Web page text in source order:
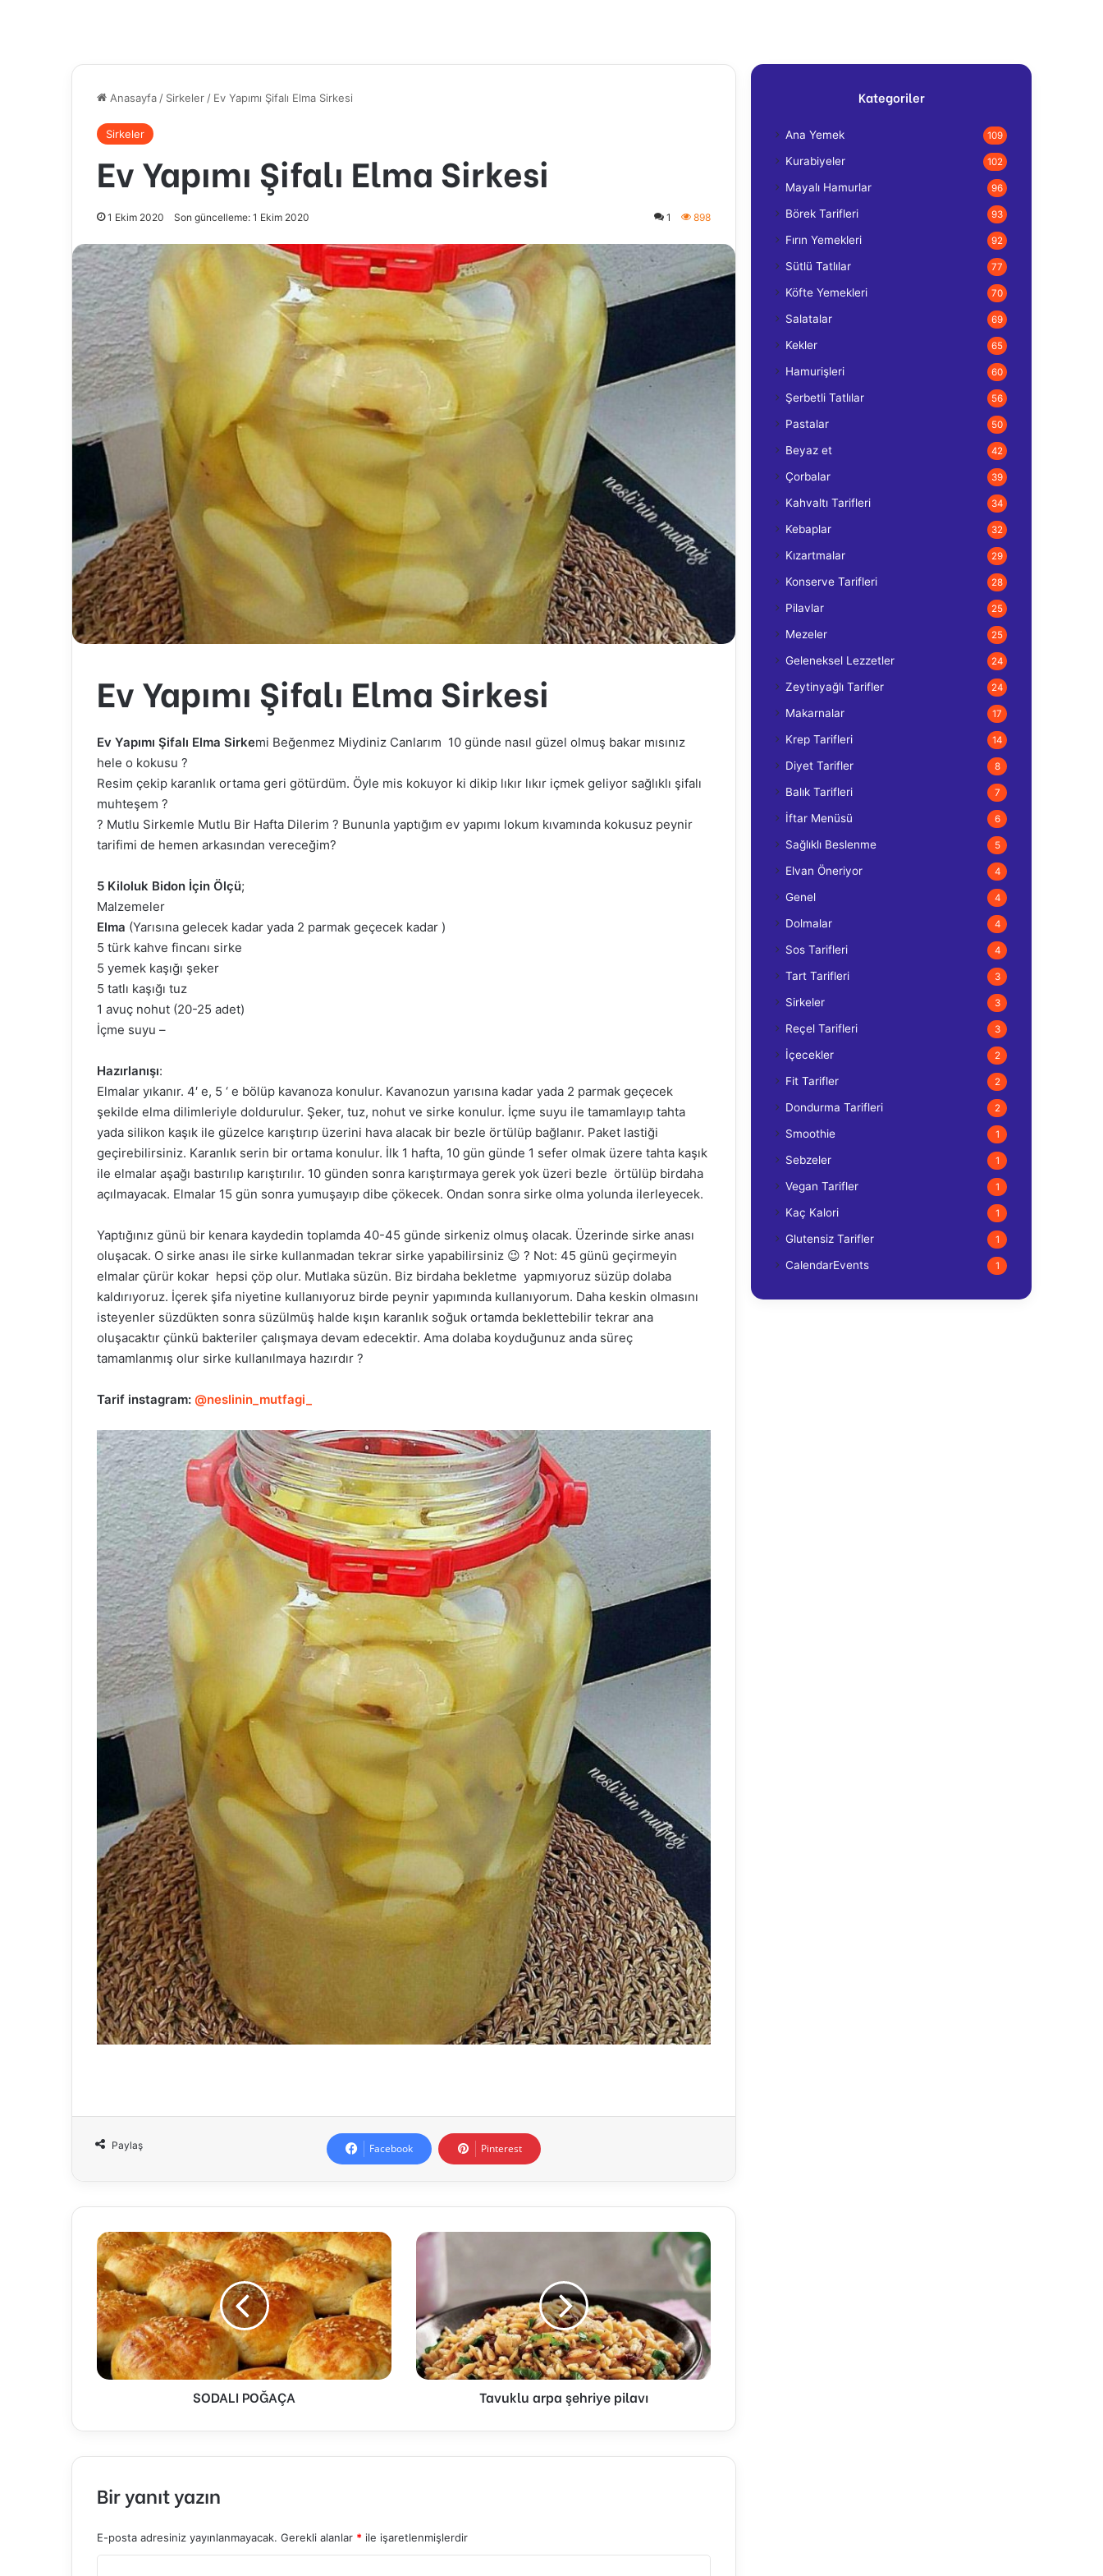
Anasayfa / Sirkeler / Ev Yapımı Şifalı Elma Sirkesi
Sirkeler
Ev Yapımı Şifalı Elma Sirkesi
1 Ekim 2020 Son güncelleme: 1 Ekim 2020 1 898
Ev Yapımı Şifalı Elma Sirkesi
Ev Yapımı Şifalı Elma Sirkemi Beğenmez Miydiniz Canlarım 10 günde nasıl güzel olmuş bakar mısınız
hele o kokusu ?
Resim çekip karanlık ortama geri götürdüm. Öyle mis kokuyor ki dikip lıkır lıkır içmek geliyor sağlıklı şifalı
muhteşem ?
? Mutlu Sirkemle Mutlu Bir Hafta Dilerim ? Bununla yaptığım ev yapımı lokum kıvamında kokusuz peynir
tarifimi de hemen arkasından vereceğim?
5 Kiloluk Bidon İçin Ölçü;
Malzemeler
Elma (Yarısına gelecek kadar yada 2 parmak geçecek kadar )
5 türk kahve fincanı sirke
5 yemek kaşığı şeker
5 tatlı kaşığı tuz
1 avuç nohut (20-25 adet)
İçme suyu –
Hazırlanışı:
Elmalar yıkanır. 4′ e, 5 ‘ e bölüp kavanoza konulur. Kavanozun yarısına kadar yada 2 parmak geçecek
şekilde elma dilimleriyle doldurulur. Şeker, tuz, nohut ve sirke konulur. İçme suyu ile tamamlayıp tahta
yada silikon kaşık ile güzelce karıştırıp üzerini hava alacak bir bezle örtülüp bağlanır. Paket lastiği
geçirebilirsiniz. Karanlık serin bir ortama konulur. İlk 1 hafta, 10 gün günde 1 sefer olmak üzere tahta kaşık
ile elmalar aşağı bastırılıp karıştırılır. 10 günden sonra karıştırmaya gerek yok üzeri bezle örtülüp birdaha
açılmayacak. Elmalar 15 gün sonra yumuşayıp dibe çökecek. Ondan sonra sirke olma yolunda ilerleyecek.
Yaptığınız günü bir kenara kaydedin toplamda 40-45 günde sirkeniz olmuş olacak. Üzerinde sirke anası
oluşacak. O sirke anası ile sirke kullanmadan tekrar sirke yapabilirsiniz 😉 ? Not: 45 günü geçirmeyin
elmalar çürür kokar hepsi çöp olur. Mutlaka süzün. Biz birdaha bekletme yapmıyoruz süzüp dolaba
kaldırıyoruz. İçerek şifa niyetine kullanıyoruz birde peynir yapımında kullanıyorum. Daha keskin olmasını
isteyenler süzdükten sonra süzülmüş halde kışın karanlık soğuk ortamda beklettebilir tekrar ana
oluşacaktır çünkü bakteriler çalışmaya devam edecektir. Ama dolaba koyduğunuz anda süreç
tamamlanmış olur sirke kullanılmaya hazırdır ?
Tarif instagram: @neslinin_mutfagi_
Paylaş Facebook Pinterest
SODALI
POĞAÇA
SODALI POĞAÇA
Tavuklu
Tavuklu arpa şehriye pilavı
Bir yanıt yazın
E-posta adresiniz yayınlanmayacak. Gerekli alanlar * ile işaretlenmişlerdir
Kategoriler
Ana Yemek 109
Kurabiyeler 102
Mayalı Hamurlar 96
Börek Tarifleri 93
Fırın Yemekleri 92
Sütlü Tatlılar 77
Köfte Yemekleri 70
Salatalar 69
Kekler 65
Hamurişleri 60
Şerbetli Tatlılar 56
Pastalar 50
Beyaz et 42
Çorbalar 39
Kahvaltı Tarifleri 34
Kebaplar 32
Kızartmalar 29
Konserve Tarifleri 28
Pilavlar 25
Mezeler 25
Geleneksel Lezzetler 24
Zeytinyağlı Tarifler 24
Makarnalar 17
Krep Tarifleri 14
Diyet Tarifler 8
Balık Tarifleri 7
İftar Menüsü 6
Sağlıklı Beslenme 5
Elvan Öneriyor 4
Genel 4
Dolmalar 4
Sos Tarifleri 4
Tart Tarifleri 3
Sirkeler 3
Reçel Tarifleri 3
İçecekler 2
Fit Tarifler 2
Dondurma Tarifleri 2
Smoothie 1
Sebzeler 1
Vegan Tarifler 1
Kaç Kalori 1
Glutensiz Tarifler 1
CalendarEvents 1